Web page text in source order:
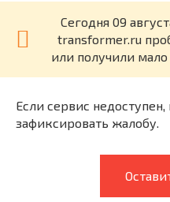
Cегодня 09
transformer.ru
или получили мало
Если сервис
зафиксировать жалобу.